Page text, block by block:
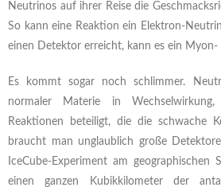
Neutrinos auf ihrer Reise die
So kann eine Reaktion ein Elektron-
einen Detektor erreicht, kann es ein Myon-
Es kommt sogar noch schlimmer.
normaler Materie in
Reaktionen beteiligt, die die schwache
braucht man unglaublich große
IceCube-Experiment am geographischen
einen ganzen Kubikkilometer der